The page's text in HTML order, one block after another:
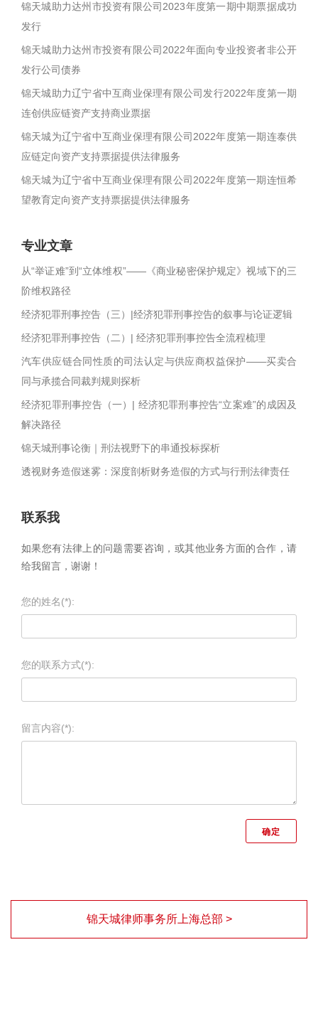
锦天城助力达州市投资有限公司2023年度第一期中期票据成功
发行
锦天城助力达州市投资有限公司2022年面向专业投资者非公开
发行公司债券
锦天城助力辽宁省中互商业保理有限公司发行2022年度第一期
连创供应链资产支持商业票据
锦天城为辽宁省中互商业保理有限公司2022年度第一期连泰供
应链定向资产支持票据提供法律服务
锦天城为辽宁省中互商业保理有限公司2022年度第一期连恒希
望教育定向资产支持票据提供法律服务
专业文章
从“举证难”到“立体维权”——《商业秘密保护规定》视域下的三
阶维权路径
经济犯罪刑事控告（三）|经济犯罪刑事控告的叙事与论证逻辑
经济犯罪刑事控告（二）| 经济犯罪刑事控告全流程梳理
汽车供应链合同性质的司法认定与供应商权益保护——买卖合
同与承揽合同裁判规则探析
经济犯罪刑事控告（一）| 经济犯罪刑事控告“立案难”的成因及
解决路径
锦天城刑事论衡｜刑法视野下的串通投标探析
透视财务造假迷雾：深度剖析财务造假的方式与行刑法律责任
联系我
如果您有法律上的问题需要咨询，或其他业务方面的合作，请
给我留言，谢谢！
您的姓名(*):
您的联系方式(*):
留言内容(*):
锦天城律师事务所上海总部 >